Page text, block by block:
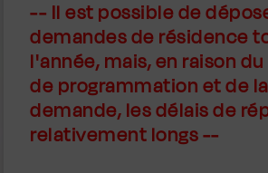
-- Il est possible de
demandes de résidence
l'année, mais, en raison
de programmation et de
demande, les délais de
relativement longs --